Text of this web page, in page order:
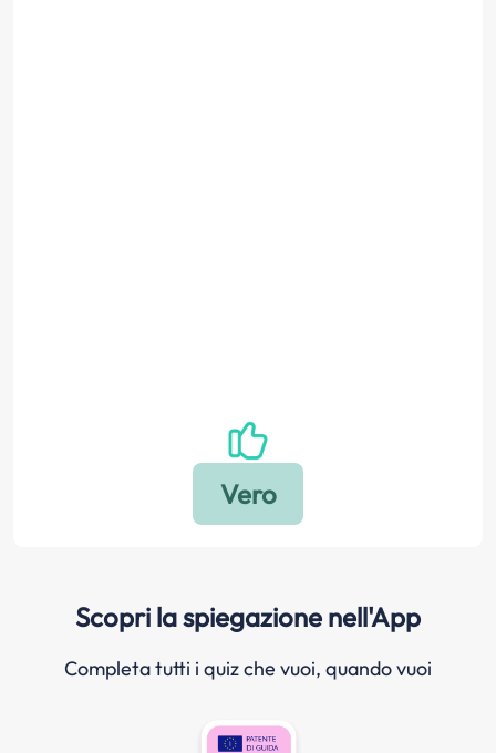
Scopri la spiegazione nell'App
Completa tutti i quiz che vuoi, quando vuoi